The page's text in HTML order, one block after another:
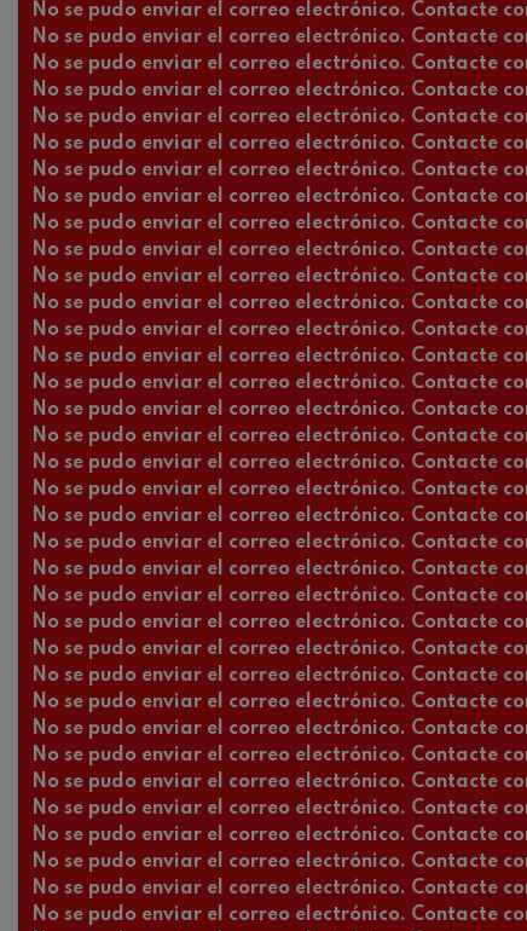
Wolfgang
violín nº5
Wolfgang
Max Bruch:
Max Bruch
Robert
Robert
Gabriel
Gabriel
Franz
Franz
Wolfgang
clarinete
Wolfgang
No se pudo enviar el correo electrónico. Contacte
No se pudo enviar el correo electrónico. Contacte
No se pudo enviar el correo electrónico. Contacte
No se pudo enviar el correo electrónico. Contacte
No se pudo enviar el correo electrónico. Contacte
No se pudo enviar el correo electrónico. Contacte
No se pudo enviar el correo electrónico. Contacte
No se pudo enviar el correo electrónico. Contacte
No se pudo enviar el correo electrónico. Contacte
No se pudo enviar el correo electrónico. Contacte
No se pudo enviar el correo electrónico. Contacte
No se pudo enviar el correo electrónico. Contacte
No se pudo enviar el correo electrónico. Contacte
No se pudo enviar el correo electrónico. Contacte
No se pudo enviar el correo electrónico. Contacte
No se pudo enviar el correo electrónico. Contacte
No se pudo enviar el correo electrónico. Contacte
No se pudo enviar el correo electrónico. Contacte
No se pudo enviar el correo electrónico. Contacte
No se pudo enviar el correo electrónico. Contacte
No se pudo enviar el correo electrónico. Contacte
No se pudo enviar el correo electrónico. Contacte
No se pudo enviar el correo electrónico. Contacte
No se pudo enviar el correo electrónico. Contacte
No se pudo enviar el correo electrónico. Contacte
No se pudo enviar el correo electrónico. Contacte
No se pudo enviar el correo electrónico. Contacte
No se pudo enviar el correo electrónico. Contacte
No se pudo enviar el correo electrónico. Contacte
No se pudo enviar el correo electrónico. Contacte
No se pudo enviar el correo electrónico. Contacte
No se pudo enviar el correo electrónico. Contacte
No se pudo enviar el correo electrónico. Contacte
No se pudo enviar el correo electrónico. Contacte
No se pudo enviar el correo electrónico. Contacte